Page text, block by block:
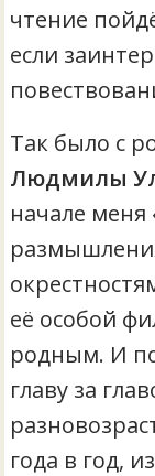
чтение
если
Так было с
Людмилы
начале меня
её особой
родным. И
главу за
года в год,